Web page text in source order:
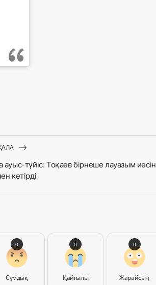
ауыс-түйіс: Тоқаев бірнеше лауазым иесін
кетірді
Сұмдық
0
Қайғылы
0
Жарайсың
0